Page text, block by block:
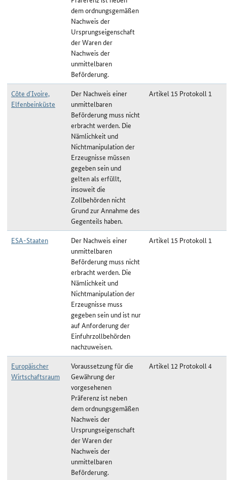
dem ordnungsgemäßen
Nachweis der
Ursprungseigenschaft
der Waren der
Nachweis der
unmittelbaren
Beförderung.
Côte d`Ivoire,
Elfenbeinküste
Der Nachweis einer
unmittelbaren
Beförderung muss nicht
erbracht werden. Die
Nämlichkeit und
Nichtmanipulation der
Erzeugnisse müssen
gegeben sein und
gelten als erfüllt,
insoweit die
Zollbehörden nicht
Grund zur Annahme des
Gegenteils haben.
Artikel 15 Protokoll 1
ESA-Staaten
Der Nachweis einer
unmittelbaren
Beförderung muss nicht
erbracht werden. Die
Nämlichkeit und
Nichtmanipulation der
Erzeugnisse muss
gegeben sein und ist nur
auf Anforderung der
Einfuhrzollbehörden
nachzuweisen.
Artikel 15 Protokoll 1
Europäischer
Wirtschaftsraum
Voraussetzung für die
Gewährung der
vorgesehenen
Präferenz ist neben
dem ordnungsgemäßen
Nachweis der
Ursprungseigenschaft
der Waren der
Nachweis der
unmittelbaren
Beförderung.
Artikel 12 Protokoll 4